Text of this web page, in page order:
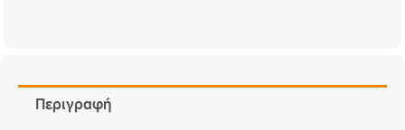
Περιγραφή